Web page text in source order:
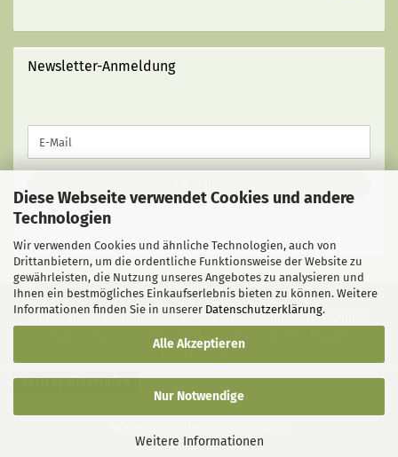
Diese Webseite verwendet Cookies und andere
Technologien
Wir verwenden Cookies und ähnliche Technologien, auch von
Drittanbietern, um die ordentliche Funktionsweise der Website zu
gewährleisten, die Nutzung unseres Angebotes zu analysieren und
Ihnen ein bestmögliches Einkaufserlebnis bieten zu können. Weitere
Informationen finden Sie in unserer Datenschutzerklärung.
Alle Akzeptieren
Nur Notwendige
Weitere Informationen
(MIT
STRICHEN):
Newsletter-Anmeldung
ZUR
E-
Mail
Liefer- und Versandkosten|Privatsphäre und Datenschutz
Kontakt Widerrufsrecht
Einstellungen
Vertrag widerrufen